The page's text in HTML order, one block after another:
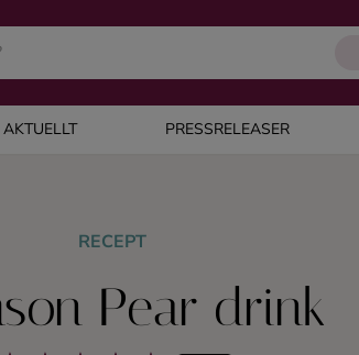
AKTUELLT PRESSRELEASER
RECEPT
Pear drink